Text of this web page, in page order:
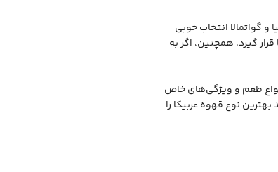
گواتمالا انتخاب خوبی
گیرد. همچنین، اگر به
طعم و ویژگی‌های خاص
نوع قهوه عربیکا را